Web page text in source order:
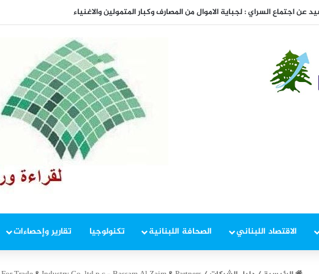
عن اجتماع السراي : لجباية الاموال من المصارف وكبار المتمولين والاغنياء
الاقتصاد اللبناني الصحافة اللبنانية تكنولوجيا تقارير وإحصاءات